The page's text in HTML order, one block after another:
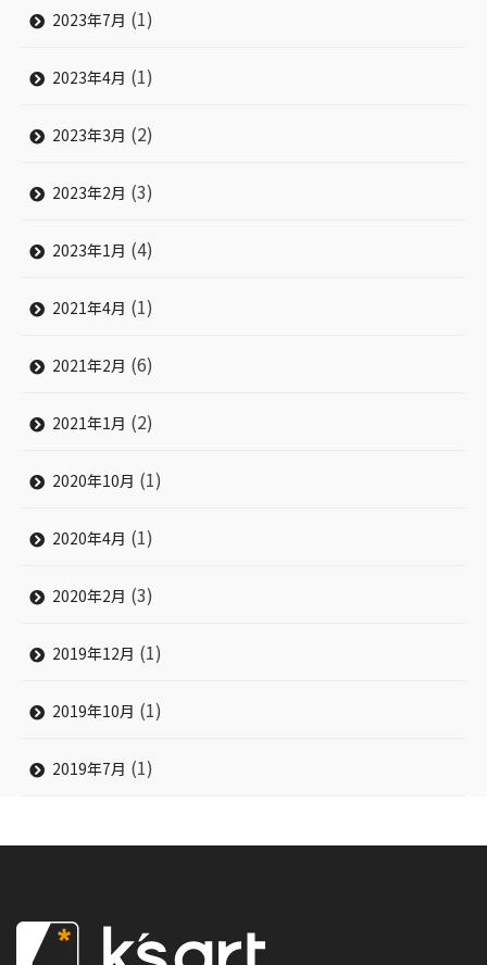
2023年7月 (1)
2023年4月 (1)
2023年3月 (2)
2023年2月 (3)
2023年1月 (4)
2021年4月 (1)
2021年2月 (6)
2021年1月 (2)
2020年10月 (1)
2020年4月 (1)
2020年2月 (3)
2019年12月 (1)
2019年10月 (1)
2019年7月 (1)